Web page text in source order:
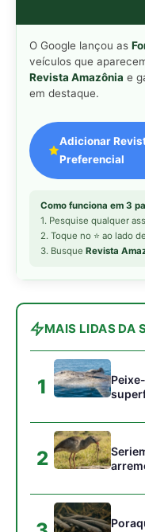
MAIS LIDAS DA
1
aves
2
para
4
no
Gostou